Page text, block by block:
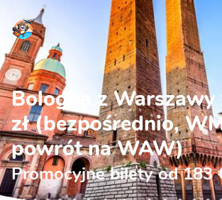
Bologna z Warszawy
zł (bezpośrednio,
powrót na WAW)
Promocyjne bilety od 183